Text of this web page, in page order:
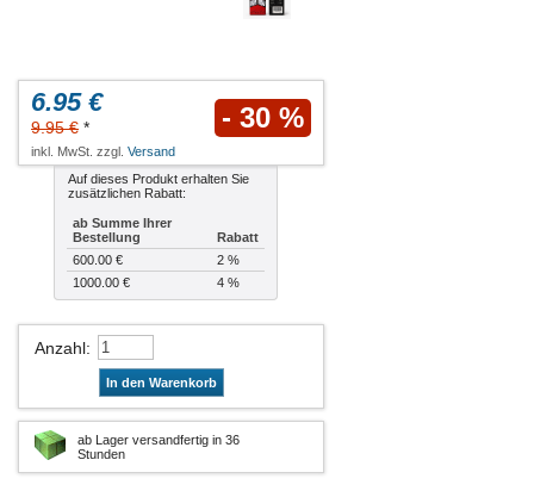
6.95 €
9.95 € * - 30 %
inkl. MwSt. zzgl. Versand
Auf dieses Produkt erhalten Sie
zusätzlichen Rabatt:
ab Summe Ihrer
Bestellung
Rabatt
600.00 €
2 %
1000.00 €
4 %
Anzahl:
In den Warenkorb
ab Lager versandfertig in 36
Stunden